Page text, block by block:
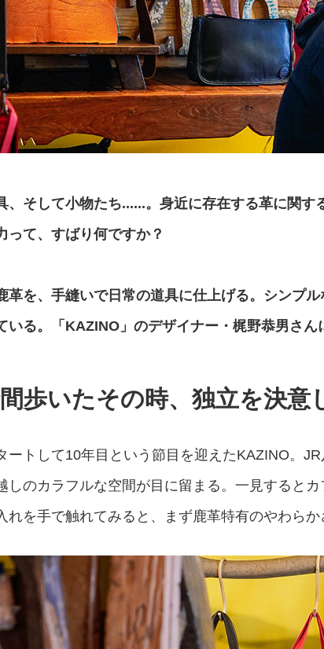
、そして小物たち......。身近に存在する革に関
って、すばり何ですか？
革を、手縫いで日常の道具に仕上げる。シンプ
いる。「KAZINO」のデザイナー・梶野恭男さ
歩いたその時、独立を決意
ートして10年目という節目を迎えたKAZINO。
しのカラフルな空間が目に留まる。一見すると
れを手で触れてみると、まず鹿革特有のやわらか